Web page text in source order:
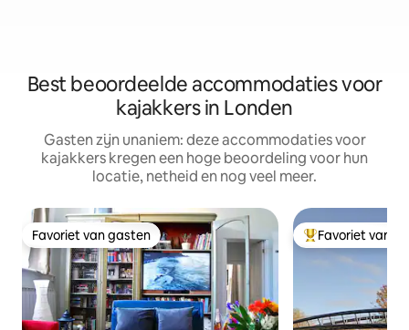
Best beoordeelde accommodaties voor
kajakkers in Londen
Gasten zijn unaniem: deze accommodaties voor
kajakkers kregen een hoge beoordeling voor hun
locatie, netheid en nog veel meer.
Favoriet van gasten
Favoriet van gasten Topfavoriet van
Favoriet van